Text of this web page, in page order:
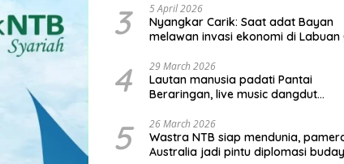
3 5 April 2026
Nyangkar Carik: Saat adat Bayan
melawan invasi ekonomi di Labuan
4 29 March 2026
Lautan manusia padati Pantai
Beraringan, live music dangdut
KLU
5 26 March 2026
Wastra NTB siap mendunia,
Australia jadi pintu diplomasi